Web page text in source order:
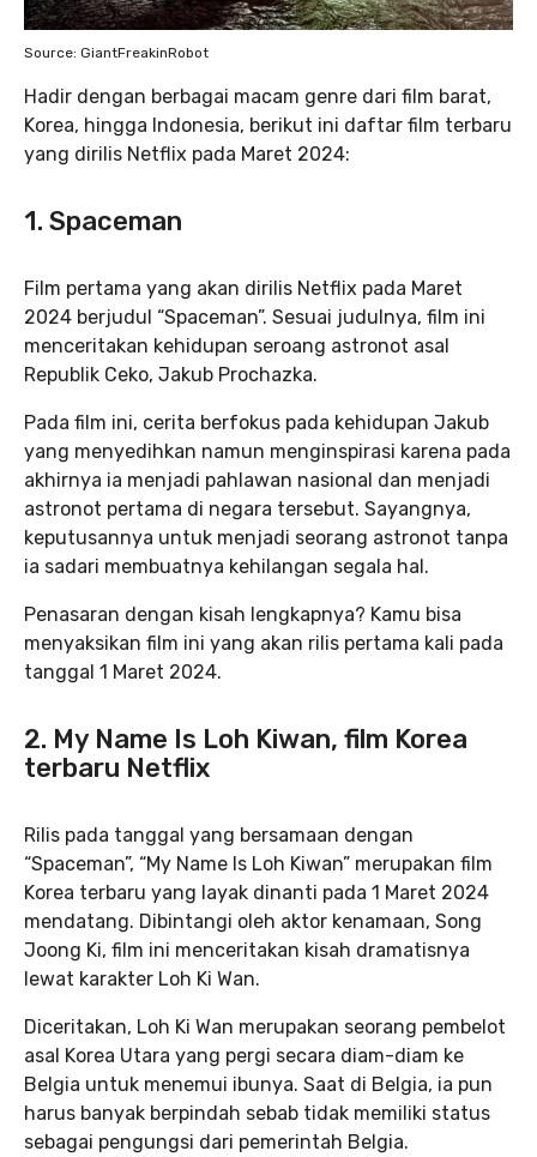
Source: GiantFreakinRobot
Hadir dengan berbagai macam genre dari film barat,
Korea, hingga Indonesia, berikut ini daftar film terbaru
yang dirilis Netflix pada Maret 2024:
1. Spaceman
Film pertama yang akan dirilis Netflix pada Maret
2024 berjudul “Spaceman”. Sesuai judulnya, film ini
menceritakan kehidupan seroang astronot asal
Republik Ceko, Jakub Prochazka.
Pada film ini, cerita berfokus pada kehidupan Jakub
yang menyedihkan namun menginspirasi karena pada
akhirnya ia menjadi pahlawan nasional dan menjadi
astronot pertama di negara tersebut. Sayangnya,
keputusannya untuk menjadi seorang astronot tanpa
ia sadari membuatnya kehilangan segala hal.
Penasaran dengan kisah lengkapnya? Kamu bisa
menyaksikan film ini yang akan rilis pertama kali pada
tanggal 1 Maret 2024.
2. My Name Is Loh Kiwan, film Korea
terbaru Netflix
Rilis pada tanggal yang bersamaan dengan
“Spaceman”, “My Name Is Loh Kiwan” merupakan film
Korea terbaru yang layak dinanti pada 1 Maret 2024
mendatang. Dibintangi oleh aktor kenamaan, Song
Joong Ki, film ini menceritakan kisah dramatisnya
lewat karakter Loh Ki Wan.
Diceritakan, Loh Ki Wan merupakan seorang pembelot
asal Korea Utara yang pergi secara diam-diam ke
Belgia untuk menemui ibunya. Saat di Belgia, ia pun
harus banyak berpindah sebab tidak memiliki status
sebagai pengungsi dari pemerintah Belgia.